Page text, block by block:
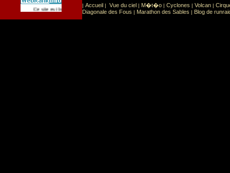
Ce site est list� dans la cat�gorie Sport Sports extr�mes
| Accueil | Vue du ciel | M�t�o | Cyclones | Volcan |
Diagonale des Fous | Marathon des Sables | Blog de